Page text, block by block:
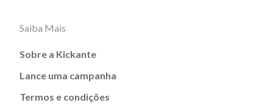
Saiba Mais
Sobre a Kickante
Lance uma campanha
Termos e condições